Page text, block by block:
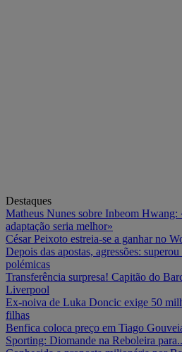
Destaques
Matheus Nunes sobre Inbeom Hwang:
adaptação seria melhor»
César Peixoto estreia-se a ganhar no
Depois das apostas, agressões:
polémicas
Transferência surpresa! Capitão do
Liverpool
Ex-noiva de Luka Doncic exige 50
filhas
Benfica coloca preço em Tiago
Sporting: Diomande na Reboleira